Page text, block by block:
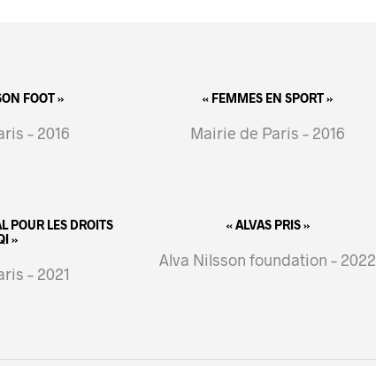
FOOT »
– 2016
« FEMMES EN SPORT »
Mairie de Paris – 2016
POUR LES DROITS
»
– 2021
« ALVAS PRIS »
Alva Nilsson foundation – 2022